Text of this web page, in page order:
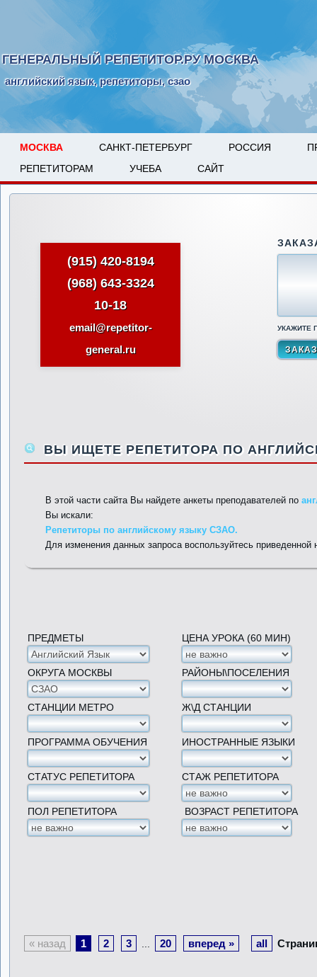
ГЕНЕРАЛЬНЫЙ РЕПЕТИТОР.РУ МОСКВА
английский язык, репетиторы, сзао
МОСКВА САНКТ-ПЕТЕРБУРГ РОССИЯ
РЕПЕТИТОРАМ
УЧЕБА САЙТ
(915) 420-8194
(968) 643-3324
10-18
email@repetitor-
general.ru
УКАЖИТЕ
ВЫ ИЩЕТЕ РЕПЕТИТОРА ПО
В этой части сайта Вы найдете анкеты преподавателей по
Вы искали:
Репетиторы по английскому языку СЗАО.
Для изменения данных запроса воспользуйтесь
ПРЕДМЕТЫ ЦЕНА УРОКА (60 МИН)
ОКРУГА МОСКВЫ РАЙОНЫ\ПОСЕЛЕНИЯ
СТАНЦИИ МЕТРО Ж\Д СТАНЦИИ
ПРОГРАММА ОБУЧЕНИЯ ИНОСТРАННЫЕ ЯЗЫКИ
СТАТУС РЕПЕТИТОРА СТАЖ РЕПЕТИТОРА
ПОЛ РЕПЕТИТОРА ВОЗРАСТ РЕПЕТИТОРА
« назад 1 2 3 ... 20 вперед » all